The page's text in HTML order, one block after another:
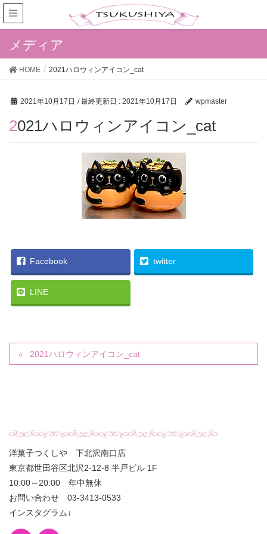
メディア
HOME 2021ハロウィンアイコン_cat
2021年10月17日 / 最終更新日 : 2021年10月17日 wpmaster
2021ハロウィンアイコン_cat
Facebook twitter
LINE
2021ハロウィンアイコン_cat
洋菓子つくしや 下北沢南口店
東京都世田谷区北沢2-12-8 半戸ビル 1F
10:00～20:00 年中無休
お問い合わせ 03-3413-0533
インスタグラム↓